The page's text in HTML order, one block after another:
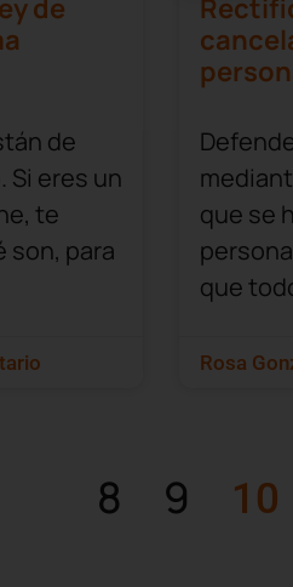
de
de
Si eres un
te
son, para
que se
que
Rosa
8 9 10